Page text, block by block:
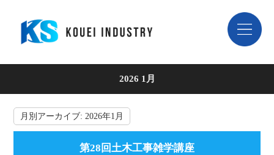
2026 1月
月別アーカイブ:2026年1月
第28回土木工事雑学講座